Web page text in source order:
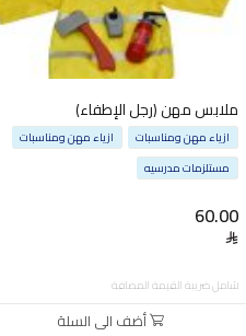
ملابس مهن (رجل الإطفاء)
60.00
ازياء مهن ومناسبات
ازياء مهن ومناسبات
مستلزمات مدرسيه
شامل ضريبة القيمة المضافة
أضف الى السلة